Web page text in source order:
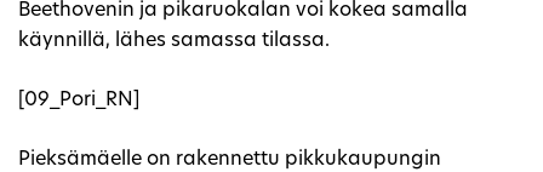
Beethovenin ja pikaruokalan voi kokea samalla
käynnillä, lähes samassa tilassa.
[09_Pori_RN]
Pieksämäelle on rakennettu pikkukaupungin